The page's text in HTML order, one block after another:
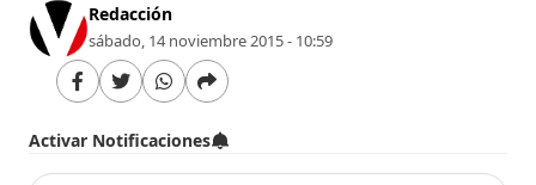
Redacción
sábado, 14 noviembre 2015 - 10:59
Activar Notificaciones